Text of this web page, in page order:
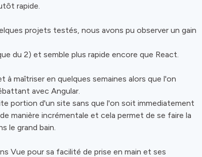
rapide.
projets testés, nous avons pu observer un gain
du 2) et semble plus rapide encore que React.
à maîtriser en quelques semaines alors que l'on
avec Angular.
portion d'un site sans que l'on soit immediatement
manière incrémentale et cela permet de se faire la
le grand bain.
Vue pour sa facilité de prise en main et ses